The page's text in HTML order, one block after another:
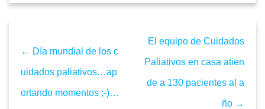
← Día mundial de los c
uidados paliativos…ap
ortando momentos ;-)…
El equipo de Cuidados
Paliativos en casa atien
de a 130 pacientes al a
ño →